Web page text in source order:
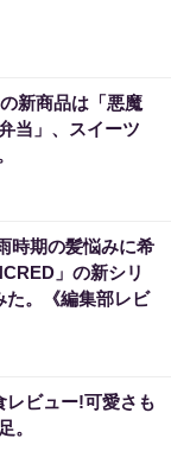
新商品は「悪魔
当」、スイーツ
時期の髪悩みに希
」の新シリ
た。《編集部レビ
レビュー!可愛さも
。